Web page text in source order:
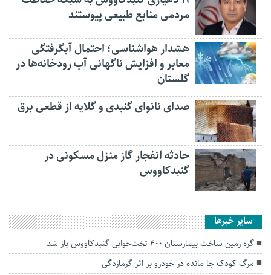
مردمی منابع طبیعی پیوستند
هشدار هواشناسی؛ احتمال آبگرفتگی
معابر و افزایش ناگهانی آب رودخانه‌ها در
گلستان
صدای نانوای گنبدی و گلایه از قطعی برق
حادثه انفجار گاز منزل مسکونی در
گنبدکاووس
سایر خبرها
گره زمین ساخت بیمارستان ۴۰۰ تخت‌خوابی گنبدکاووس باز شد
مرگ کودک جا مانده در خودرو بر اثر گرمازدگی